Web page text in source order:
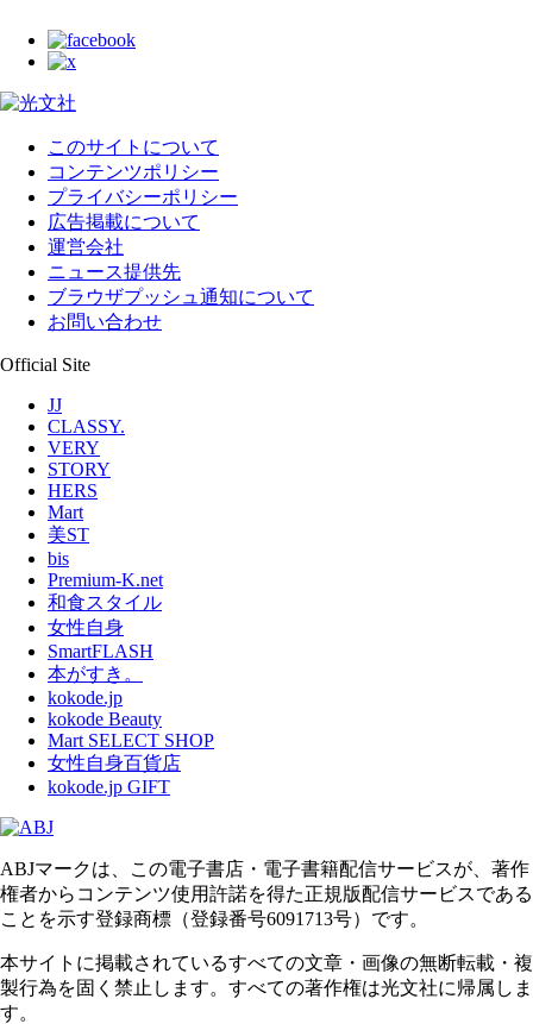
このサイトについて
コンテンツポリシー
プライバシーポリシー
広告掲載について
運営会社
ニュース提供先
ブラウザプッシュ通知について
お問い合わせ
Official Site
JJ
CLASSY.
VERY
STORY
HERS
Mart
美ST
bis
Premium-K.net
和食スタイル
女性自身
SmartFLASH
本がすき。
kokode.jp
kokode Beauty
Mart SELECT SHOP
女性自身百貨店
kokode.jp GIFT
ABJマークは、この電子書店・電子書籍配信サービスが、著作
権者からコンテンツ使用許諾を得た正規版配信サービスである
ことを示す登録商標（登録番号6091713号）です。
本サイトに掲載されているすべての文章・画像の無断転載・複
製行為を固く禁止します。すべての著作権は光文社に帰属しま
す。